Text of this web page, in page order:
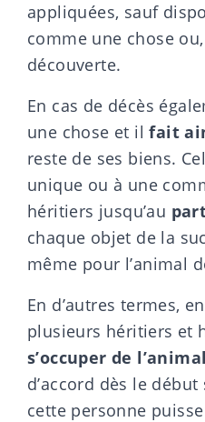
appliquées, sauf
comme une chose
découverte.
En cas de décès
une chose et ilfait
reste de ses biens.
unique ou à une
héritiers jusqu’au
chaque objet de la
même pour l’animal
En d’autres termes,
plusieurs héritiers et
s’occuper de
d’accord dès le
cette personne